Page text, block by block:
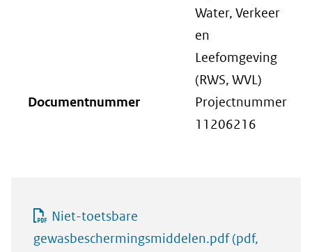
Water, Verkeer
en
Leefomgeving
(RWS, WVL)
Documentnummer
Projectnummer
11206216
Niet-toetsbare
gewasbeschermingsmiddelen.pdf(pdf,